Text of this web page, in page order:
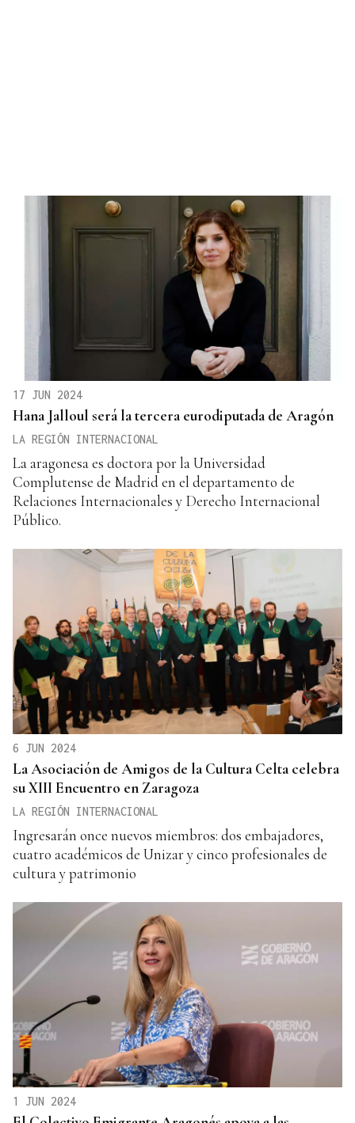
17 JUN 2024
Hana Jalloul será la tercera eurodiputada de Aragón
LA REGIÓN INTERNACIONAL
La aragonesa es doctora por la Universidad
Complutense de Madrid en el departamento de
Relaciones Internacionales y Derecho Internacional
Público.
6 JUN 2024
La Asociación de Amigos de la Cultura Celta celebra
su XIII Encuentro en Zaragoza
LA REGIÓN INTERNACIONAL
Ingresarán once nuevos miembros: dos embajadores,
cuatro académicos de Unizar y cinco profesionales de
cultura y patrimonio
1 JUN 2024